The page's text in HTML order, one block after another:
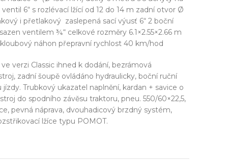
6“ s rozlévací lžící od 12 do 14 m zadní otvor Ø
i přetlakový zaslepená sací výusť 6“ 2 boční
ventilem ¾“ celkové rozměry 6.1×2.55×2.66 m
náhon přepravní rychlost 40 km/hod
verzi Classic ihned k dodání, bezrámová
zadní šoupě ovládáno hydraulicky, boční ruční
Trubkový ukazatel naplnění, kardan + savice o
do spodního závěsu traktoru, pneu. 550/60×22,5,
pevná náprava, dvouhadicový brzdný systém,
lžíce typu POMOT.